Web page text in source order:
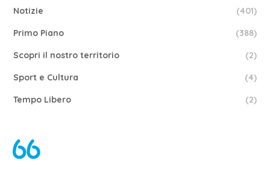
Notizie (401)
Primo Piano (388)
Scopri il nostro territorio (2)
Sport e Cultura (4)
Tempo Libero (2)